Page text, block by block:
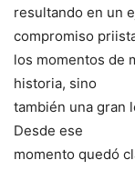
resultando en un
compromiso
los momentos de
historia, sino
también una gran
Desde ese
momento quedó